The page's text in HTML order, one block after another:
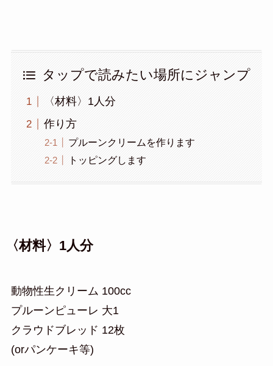
タップで読みたい場所にジャンプ
〈材料〉1人分
作り方
プルーンクリームを作ります
トッピングします
〈材料〉1人分
動物性生クリーム 100cc
プルーンピューレ 大1
クラウドブレッド 12枚
(orパンケーキ等)